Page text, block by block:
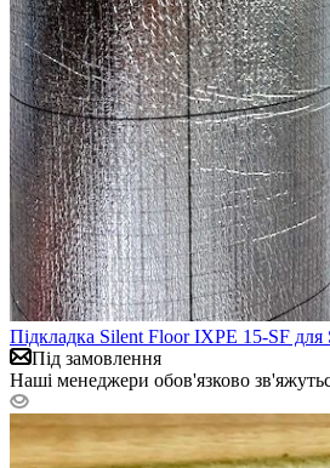
Підкладка Silent Floor IXPE 15-SF
Під замовлення
Наші менеджери обов'язково